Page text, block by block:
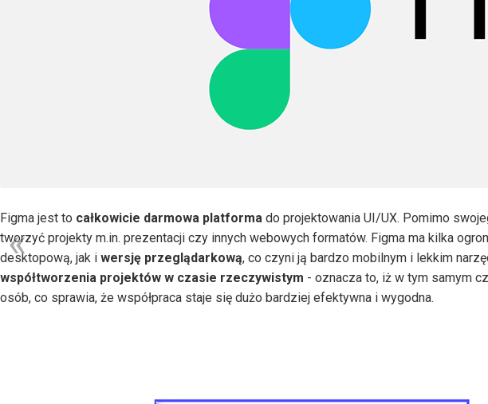
Figma jest to całkowicie darmowa platforma do projektowania UI/UX. Pomimo
tworzyć projekty m.in. prezentacji czy innych webowych formatów. Figma ma kilka
desktopową, jak i wersję przeglądarkową, co czyni ją bardzo mobilnym i lekkim
współtworzenia projektów w czasie rzeczywistym - oznacza to, iż w tym samym
osób, co sprawia, że współpraca staje się dużo bardziej efektywna i wygodna.